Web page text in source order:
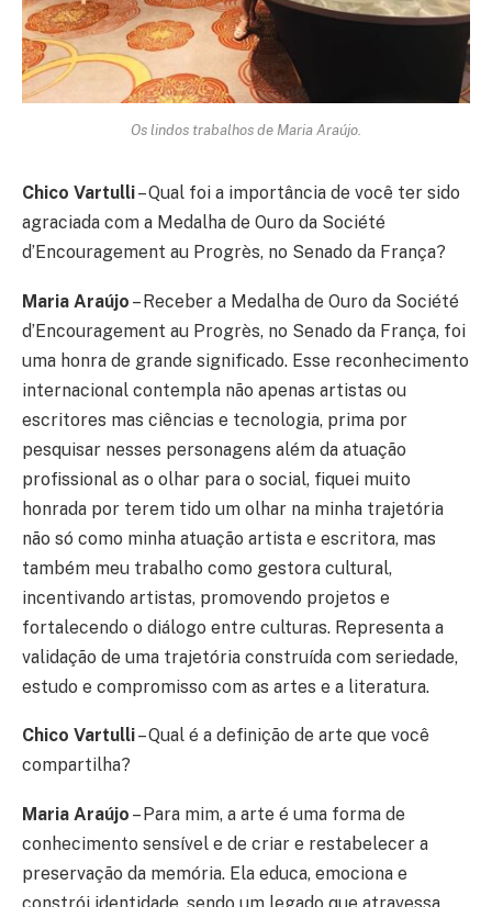
Os lindos trabalhos de Maria Araújo.
Chico Vartulli– Qual foi a importância de você ter sido
agraciada com a Medalha de Ouro da Société
d’Encouragement au Progrès, no Senado da França?
Maria Araújo – Receber a Medalha de Ouro da Société
d’Encouragement au Progrès, no Senado da França, foi
uma honra de grande significado. Esse reconhecimento
internacional contempla não apenas artistas ou
escritores mas ciências e tecnologia, prima por
pesquisar nesses personagens além da atuação
profissional as o olhar para o social, fiquei muito
honrada por terem tido um olhar na minha trajetória
não só como minha atuação artista e escritora, mas
também meu trabalho como gestora cultural,
incentivando artistas, promovendo projetos e
fortalecendo o diálogo entre culturas. Representa a
validação de uma trajetória construída com seriedade,
estudo e compromisso com as artes e a literatura.
Chico Vartulli– Qual é a definição de arte que você
compartilha?
Maria Araújo – Para mim, a arte é uma forma de
conhecimento sensível e de criar e restabelecer a
preservação da memória. Ela educa, emociona e
constrói identidade, sendo um legado que atravessa